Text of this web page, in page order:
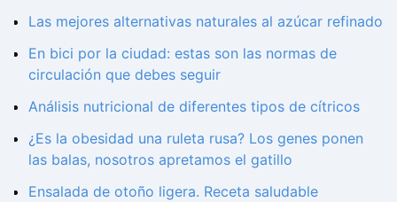
Las mejores alternativas naturales al azúcar refinado
En bici por la ciudad: estas son las normas de
circulación que debes seguir
Análisis nutricional de diferentes tipos de cítricos
¿Es la obesidad una ruleta rusa? Los genes ponen
las balas, nosotros apretamos el gatillo
Ensalada de otoño ligera. Receta saludable